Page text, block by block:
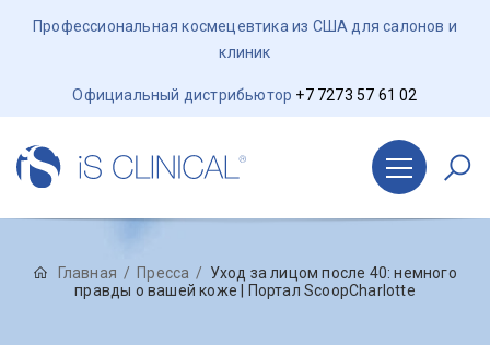
Профессиональная космецевтика из США для салонов и
клиник
Официальный дистрибьютор +7 7273 57 61 02
Главная Пресса
Уход за лицом после 40: немного
правды о вашей коже | Портал ScoopCharlotte